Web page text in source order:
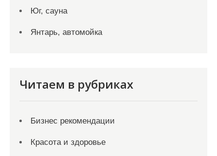
Юг, сауна
Янтарь, автомойка
Читаем в рубриках
Бизнес рекомендации
Красота и здоровье